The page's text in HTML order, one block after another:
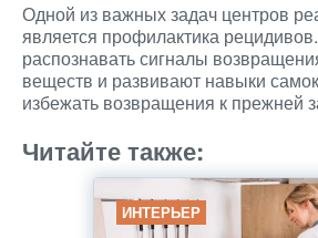
Одной из важных задач центров
является профилактика
распознавать сигналы
веществ и развивают навыки
избежать возвращения к прежней
Читайте также:
ИНТЕРЬЕР